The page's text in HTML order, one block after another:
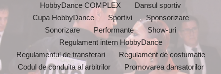
HobbyDance COMPLEX
Dansul sportiv
Cupa HobbyDance
Sportivi
Sponsorizare
Sonorizare
Performante
Show-uri
Regulament intern HobbyDance
Regulamentul de transferari
Regulament de costumatie
Codul de conduita al arbitrilor
Promovarea dansatorilor